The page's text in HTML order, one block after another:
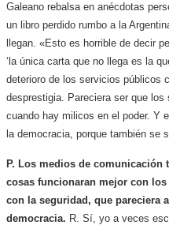
Galeano rebalsa en anécdotas
un libro perdido rumbo a la
llegan. «Esto es horrible de decir
‘la única carta que no llega es la
deterioro de los servicios públicos
desprestigia. Pareciera ser que
cuando hay milicos en el poder. Y
la democracia, porque también se
P. Los medios de comunicación
cosas funcionaran mejor con
con la seguridad, que pareciera
democracia. R. Sí, yo a veces